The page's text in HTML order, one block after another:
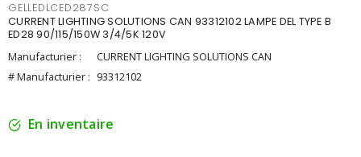
GELLEDLCED287SC
CURRENT LIGHTING SOLUTIONS CAN 93312102 LAMPE DEL TYPE B
ED28 90/115/150W 3/4/5K 120V
Manufacturier :
CURRENT LIGHTING SOLUTIONS CAN
# Manufacturier : 93312102
En inventaire